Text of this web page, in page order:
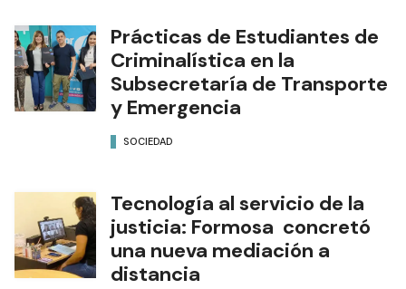
Prácticas de Estudiantes de
Criminalística en la
Subsecretaría de Transporte
y Emergencia
SOCIEDAD
Tecnología al servicio de la
justicia: Formosa concretó
una nueva mediación a
distancia